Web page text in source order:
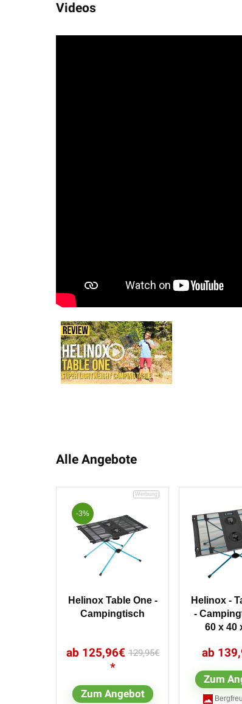
Videos
Alle Angebote
-3%
Helinox Table One -
Campingtisch
125,96€ 129,95€
Zum Angebot
Helinox -
-
60 x 40
Zum